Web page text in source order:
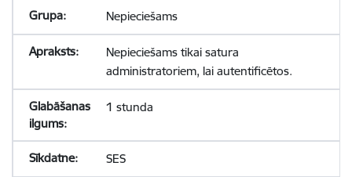
Nepieciešams
Nepieciešams tikai satura
administratoriem, lai autentificētos.
1 stunda
SES